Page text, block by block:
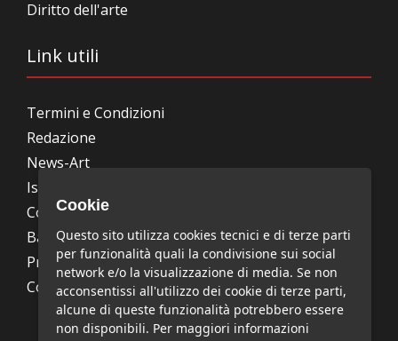
Diritto dell'arte
Link utili
Termini e Condizioni
Redazione
News-Art
Iscrizione alla newsletter
Collabora con noi
Bandi, concorsi, premi
Privacy Policy
Cookie Policy
Cookie
Questo sito utilizza cookies tecnici e di terze parti
per funzionalità quali la condivisione sui social
network e/o la visualizzazione di media. Se non
acconsentissi all'utilizzo dei cookie di terze parti,
alcune di queste funzionalità potrebbero essere
non disponibili. Per maggiori informazioni